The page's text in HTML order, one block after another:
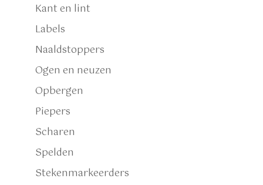
Kant en lint
Labels
Naaldstoppers
Ogen en neuzen
Opbergen
Piepers
Scharen
Spelden
Stekenmarkeerders